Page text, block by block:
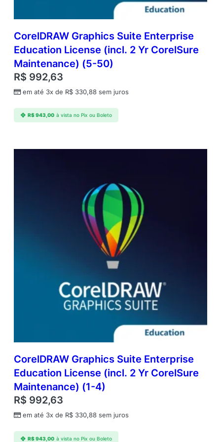
u
a
t
d
d
CorelDRAW Graphics Suite Enterprise
Education License (incl. 2 Yr CorelSure
Maintenance) (5-50)
R$ 992,63
em até 3x de R$ 330,88 sem juros
R$943,00 à vista no Pix ou Boleto
CorelDRAW Graphics Suite Enterprise
Education License (incl. 2 Yr CorelSure
Maintenance) (1-4)
R$ 992,63
em até 3x de R$ 330,88 sem juros
R$943,00 à vista no Pix ou Boleto